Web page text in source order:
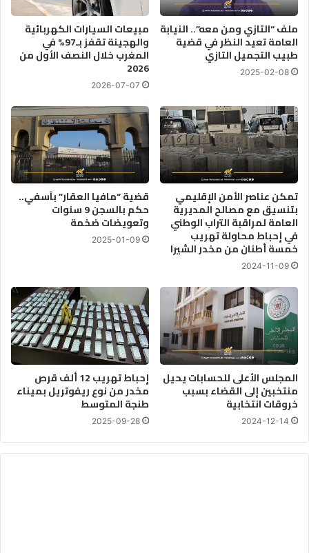
ملف “التازي ومن معه”.. النيابة
العامة تعيد النظر في قضية
طبيب التجميل التازي
2025-02-08
مبيعات السيارات الكهربائية
والهجينة تقفز بـ97% في
المغرب خلال النصف الأول من
2026
2026-07-07
تمكن عناصر الأمن الإقليمي
بتنسيق مع مصالح المديرية
العامة لمراقبة التراب الوطني
في إحباط محاولة تهريب
خمسة أطنان من مخدر الشيرا
2024-11-09
قضية “مافيا العقار” بآسفي..
حكم بالسجن 9 سنوات
وتعويضات ضخمة
2025-01-09
المجلس الأعلى للحسابات يحيل
منتخبين إلى القضاء بسبب
خروقات انتخابية
2024-12-14
إحباط تهريب 12 ألف قرص
مخدر من نوع ريفوتريل بميناء
طنجة المتوسط
2025-09-28